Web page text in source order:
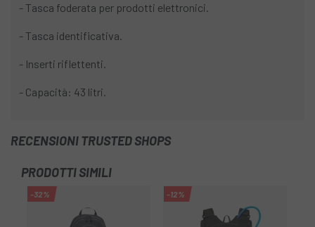
- Tasca foderata per prodotti elettronici.
- Tasca identificativa.
- Inserti riflettenti.
- Capacità: 43 litri.
RECENSIONI TRUSTED SHOPS
PRODOTTI SIMILI
-32% -12%